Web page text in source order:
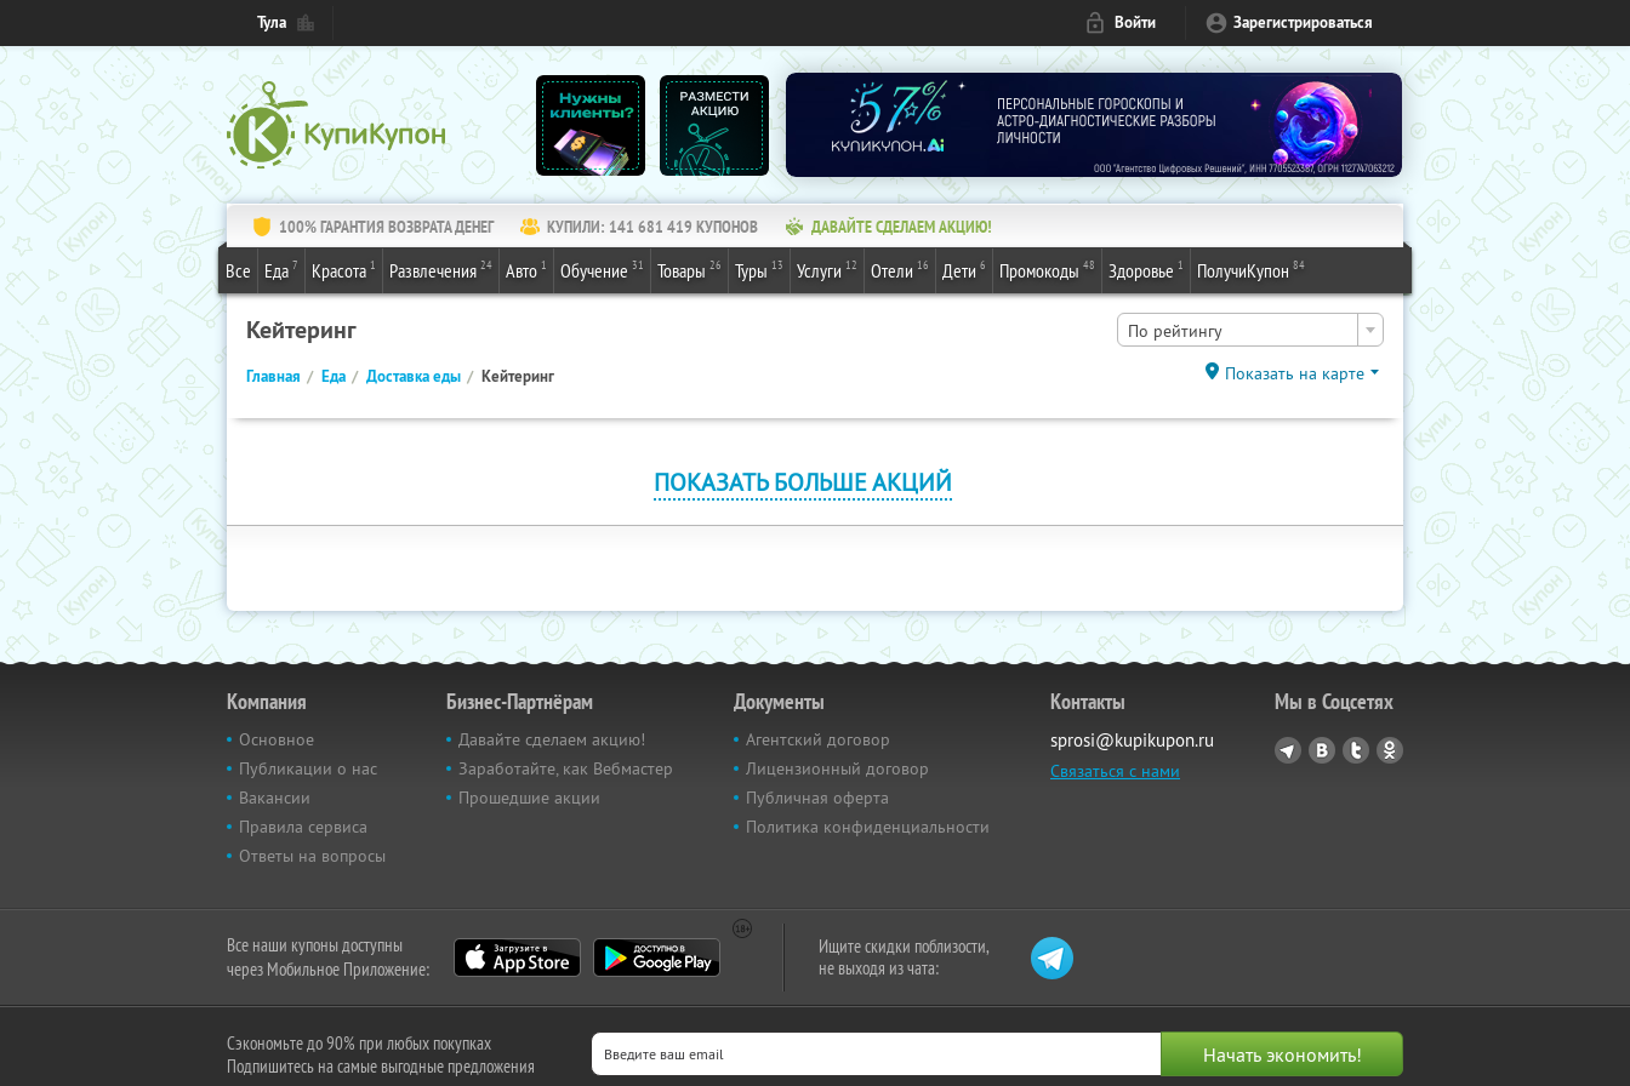
Тула Войти Зарегистрироваться
100% ГАРАНТИЯ ВОЗВРАТА ДЕНЕГ КУПИЛИ: 141 681 419 КУПОНОВ ДАВАЙТЕ СДЕЛАЕМ АКЦИЮ!
Все Еда 7 Красота 1 Развлечения 24 Авто 1 Обучение 31 Товары 26 Туры 13 Услуги 12 Отели 16 Дети 6 Промокоды 48 Здоровье 1 ПолучиКупон 84
Кейтеринг По рейтингу
Главная Еда Доставка еды Кейтеринг Показать на карте
ПОКАЗАТЬ БОЛЬШЕ АКЦИЙ
Компания
Основное
Публикации о нас
Вакансии
Правила сервиса
Ответы на вопросы
Бизнес-Партнёрам
Давайте сделаем акцию!
Заработайте, как Вебмастер
Прошедшие акции
Документы
Агентский договор
Лицензионный договор
Публичная оферта
Политика конфиденциальности
Контакты
sprosi@kupikupon.ru
Связаться с нами
Мы в Соцсетях
Все наши купоны доступны
через Мобильное Приложение:
Ищите скидки поблизости,
не выходя из чата:
Сэкономьте до 90% при любых покупках
Подпишитесь на самые выгодные предложения